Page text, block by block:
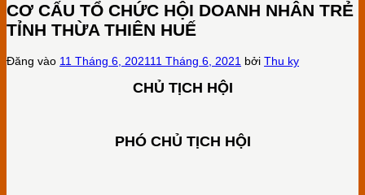
CƠ CẤU TỔ CHỨC HỘI DOANH NHÂN TRẺ
TỈNH THỪA THIÊN HUẾ
Đăng vào 11 Tháng 6, 202111 Tháng 6, 2021 bởi Thu ky
CHỦ TỊCH HỘI
PHÓ CHỦ TỊCH HỘI